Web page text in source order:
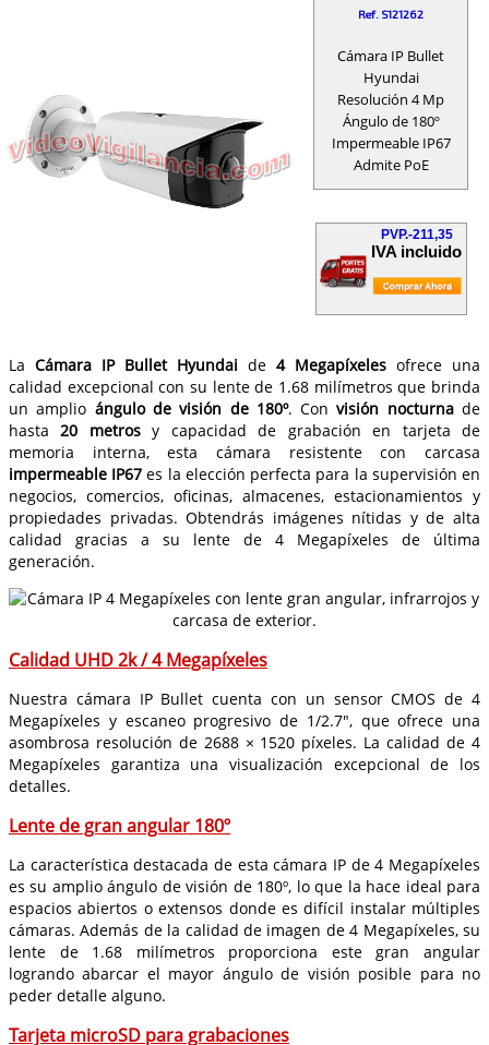
Ref. S121262
Cámara IP Bullet
Hyundai
Resolución 4 Mp
Ángulo de 180º
Impermeable IP67
Admite PoE
PVP.-211,35
IVA incluido
La Cámara IP Bullet Hyundai de 4 Megapíxeles ofrece una
calidad excepcional con su lente de 1.68 milímetros que brinda
un amplio ángulo de visión de 180º. Convisión nocturnade
hasta20 metrosy capacidad de grabación en tarjeta de
memoria interna, esta cámara resistente con carcasa
impermeable IP67 es la elección perfecta para la supervisión en
negocios, comercios, oficinas, almacenes, estacionamientos y
propiedades privadas. Obtendrás imágenes nítidas y de alta
calidad gracias a su lente de 4 Megapíxeles de última
generación.
Calidad UHD 2k / 4 Megapíxeles
Nuestra cámara IP Bullet cuenta con un sensor CMOS de 4
Megapíxeles y escaneo progresivo de 1/2.7", que ofrece una
asombrosa resolución de 2688 × 1520 píxeles. La calidad de 4
Megapíxeles garantiza una visualización excepcional de los
detalles.
Lente de gran angular 180º
La característica destacada de esta cámara IP de 4 Megapíxeles
es su amplio ángulo de visión de 180º, lo que la hace ideal para
espacios abiertos o extensos donde es difícil instalar múltiples
cámaras. Además de la calidad de imagen de 4 Megapíxeles, su
lente de 1.68 milímetros proporciona este gran angular
logrando abarcar el mayor ángulo de visión posible para no
peder detalle alguno.
Tarjeta microSD para grabaciones